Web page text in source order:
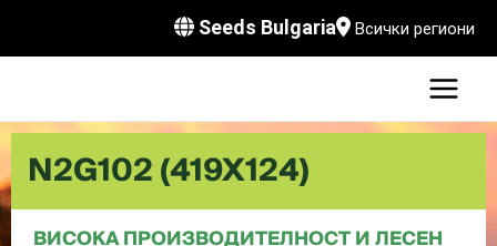
Seeds Bulgaria Всички региони
N2G102 (419X124)
ВИСОКА ПРОИЗВОДИТЕЛНОСТ И ЛЕСЕН